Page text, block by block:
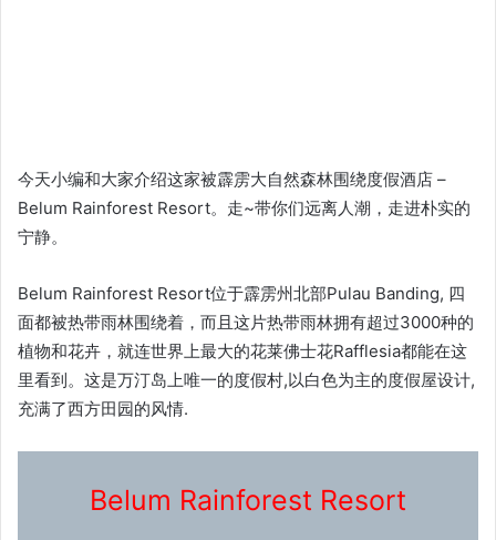
今天小编和大家介绍这家被霹雳大自然森林围绕度假酒店 –
Belum Rainforest Resort。走~带你们远离人潮，走进朴实的
宁静。
Belum Rainforest Resort位于霹雳州北部Pulau Banding, 四
面都被热带雨林围绕着，而且这片热带雨林拥有超过3000种的
植物和花卉，就连世界上最大的花莱佛士花Rafflesia都能在这
里看到。这是万汀岛上唯一的度假村,以白色为主的度假屋设计,
充满了西方田园的风情.
Belum Rainforest Resort